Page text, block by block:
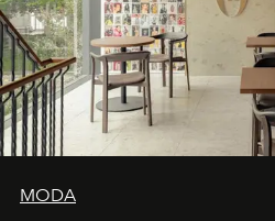
MODA